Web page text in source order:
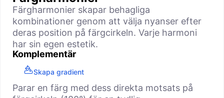
Färgharmonier skapar behagliga
kombinationer genom att välja nyanser efter
deras position på färgcirkeln. Varje harmoni
har sin egen estetik.
Komplementär
Skapa gradient
Parar en färg med dess direkta motsats på